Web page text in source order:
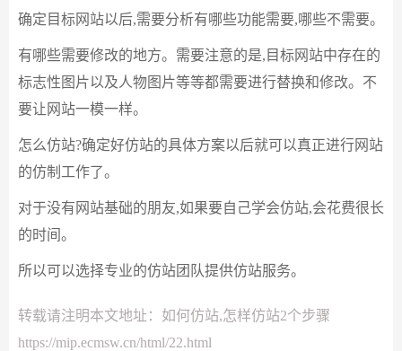
确定目标网站以后,需要分析有哪些功能需要,哪些不需要。
有哪些需要修改的地方。需要注意的是,目标网站中存在的
标志性图片以及人物图片等等都需要进行替换和修改。不
要让网站一模一样。
怎么仿站?确定好仿站的具体方案以后就可以真正进行网站
的仿制工作了。
对于没有网站基础的朋友,如果要自己学会仿站,会花费很长
的时间。
所以可以选择专业的仿站团队提供仿站服务。
转载请注明本文地址： 如何仿站,怎样仿站2个步骤
https://mip.ecmsw.cn/html/22.html